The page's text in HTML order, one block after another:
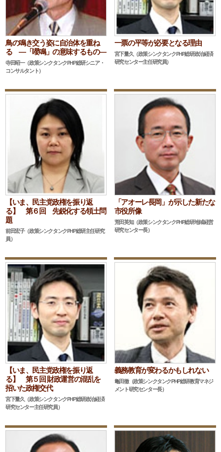
鳥の鳴き交う姿に自治体を重ね
る ―「嚶鳴」の意味するもの―
寺田昭一（政策シンクタンクPHP総研シニア・
コンサルタント）
一票の平等が必要となる理由
宮下量久（政策シンクタンクPHP総研政治経済
研究センター主任研究員）
【いま、民主党政権を振り返
る】 第６回 先鋭化する領土問
題
前田宏子（政策シンクタンクPHP総研主任研究
員）
「アオーレ長岡」が示した新たな
市役所像
荒田英知（政策シンクタンクPHP総研地域経営
研究センター長）
【いま、民主党政権を振り返
る】 第５回 財政運営の混乱を
招いた政権交代
宮下量久（政策シンクタンクPHP総研政治経済
研究センター主任研究員）
義務教育が変わるかもしれない
亀田徹（政策シンクタンクPHP総研教育マネジ
メント研究センター長）